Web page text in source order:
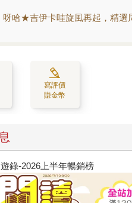
呀哈★吉伊卡哇旋風再起，精選
寫評價
賺金幣
錄-2026上半年暢銷榜